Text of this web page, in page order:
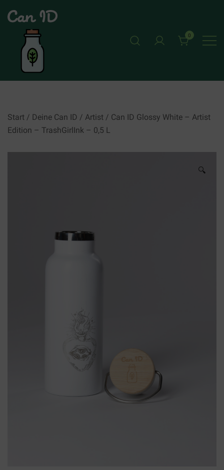
content
CAN ID
0
Start / Deine Can ID / Artist / Can ID Glossy White – Artist
Edition – TrashGirlInk – 0,5 L
🔍